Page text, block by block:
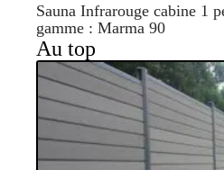
Sauna Infrarouge cabine 1
gamme : Marma 90
Au top